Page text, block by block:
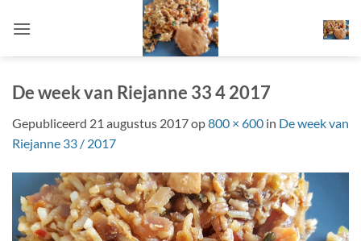
naar
De week van Riejanne 33 4 2017
Gepubliceerd 21 augustus 2017op800 × 600 in De week van
Riejanne 33 / 2017